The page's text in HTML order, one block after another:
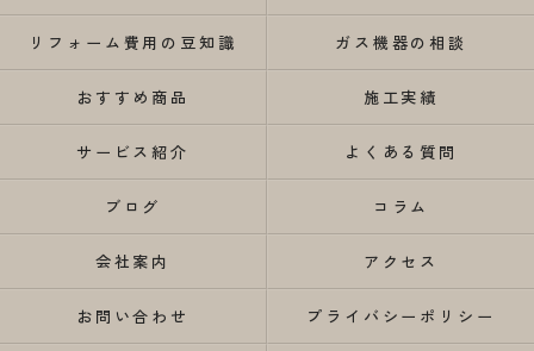
リフォーム費用の豆知識 ガス機器の相談
おすすめ商品 施工実績
サービス紹介 よくある質問
ブログ コラム
会社案内 アクセス
お問い合わせ プライバシーポリシー